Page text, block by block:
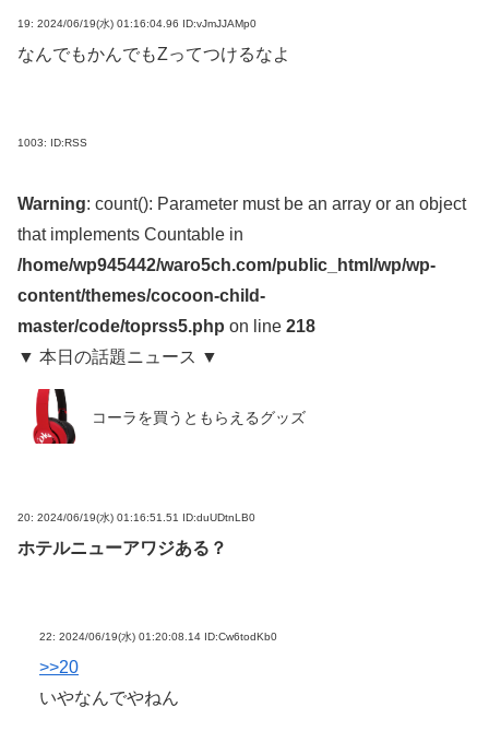
19: 2024/06/19(水) 01:16:04.96 ID:vJmJJAMp0
なんでもかんでもZってつけるなよ
1003: ID:RSS
Warning: count(): Parameter must be an array or an object
that implements Countable in
/home/wp945442/waro5ch.com/public_html/wp/wp-
content/themes/cocoon-child-
master/code/toprss5.php on line 218
▼ 本日の話題ニュース ▼
コーラを買うともらえるグッズ
20: 2024/06/19(水) 01:16:51.51 ID:duUDtnLB0
ホテルニューアワジある？
22: 2024/06/19(水) 01:20:08.14 ID:Cw6todKb0
>>20
いやなんでやねん